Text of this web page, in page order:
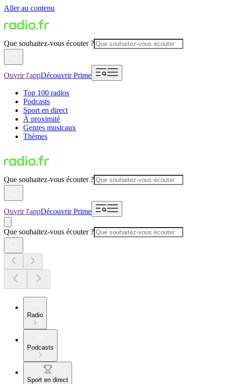
Aller au contenu
Que souhaitez-vous écouter ?
Ouvrir l'appDécouvrir Prime
Top 100 radios
Podcasts
Sport en direct
À proximité
Genres musicaux
Thèmes
Que souhaitez-vous écouter ?
Ouvrir l'appDécouvrir Prime
Que souhaitez-vous écouter ?
Radio
Podcasts
Sport en direct